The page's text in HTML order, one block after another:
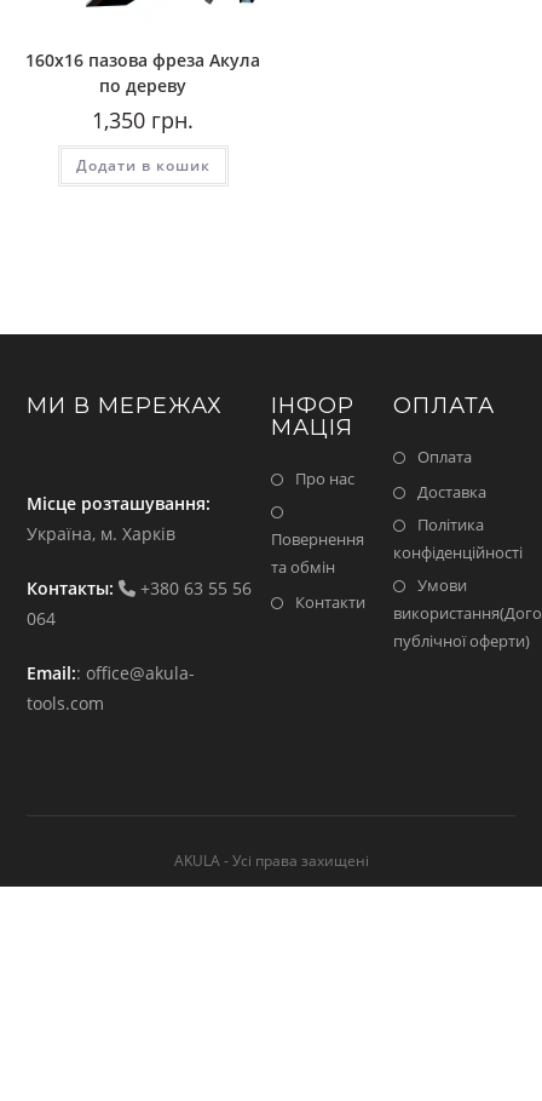
160х16 пазова фреза Акула
по дереву
1,350 грн.
Додати в кошик
МИ В МЕРЕЖАХ
Місце розташування:
Україна, м. Харків
Контакты:
+380 63 55 56
064
Email::office@akula-
tools.com
ІНФОР
МАЦІЯ
Про нас
Повернення
та обмін
Контакти
ОПЛАТА
Оплата
Доставка
Політика
конфіденційності
Умови
публічної оферти)
AKULA - Усі права захищені